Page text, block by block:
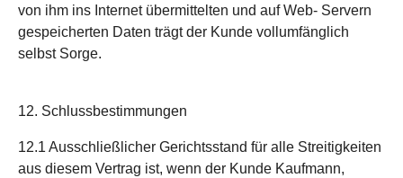
von ihm ins Internet übermittelten und auf Web- Servern
gespeicherten Daten trägt der Kunde vollumfänglich
selbst Sorge.
12. Schlussbestimmungen
12.1 Ausschließlicher Gerichtsstand für alle Streitigkeiten
aus diesem Vertrag ist, wenn der Kunde Kaufmann,